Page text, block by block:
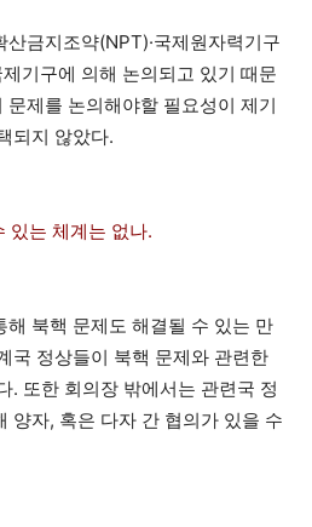
금지조약(NPT)·국제원자력기구
기구에 의해 논의되고 있기 때문
제를 논의해야할 필요성이 제기
되지 않았다.
있는 체계는 없나.
해 북핵 문제도 해결될 수 있는 만
국 정상들이 북핵 문제와 관련한
. 또한 회의장 밖에서는 관련국 정
양자, 혹은 다자 간 협의가 있을 수